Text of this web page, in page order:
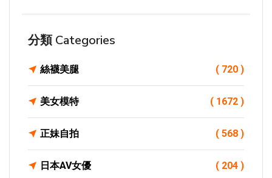
分類 Categories
絲襪美腿 ( 720 )
美女模特 ( 1672 )
正妹自拍 ( 568 )
日本AV女優 ( 204 )